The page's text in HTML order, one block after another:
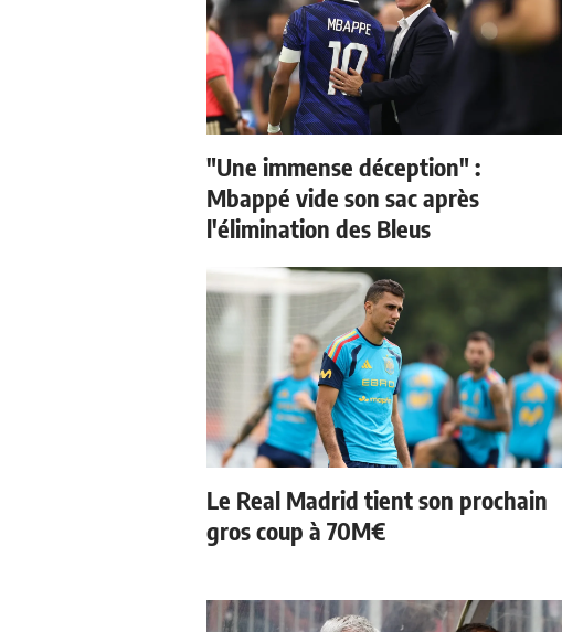
"Une immense déception" :
Mbappé vide son sac après
l'élimination des Bleus
Le Real Madrid tient son prochain
gros coup à 70M€